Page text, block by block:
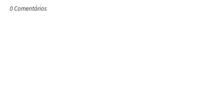
0 Comentários